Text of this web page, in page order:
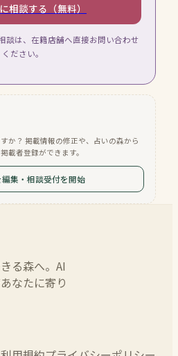
相談する（無料）
談は、在籍店舗へ直接お問い合わせ
ください。
か？ 掲載情報の修正や、占いの森から
載者登録ができます。
集・相談受付を開始
る森へ。AI
なたに寄り